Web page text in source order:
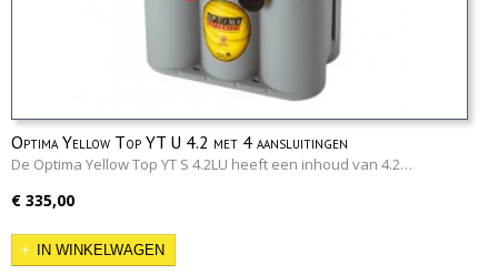
Optima Yellow Top YT U 4.2 met 4 aansluitingen
De Optima Yellow Top YT S 4.2LU heeft een inhoud van 4.2…
€ 335,00
IN WINKELWAGEN